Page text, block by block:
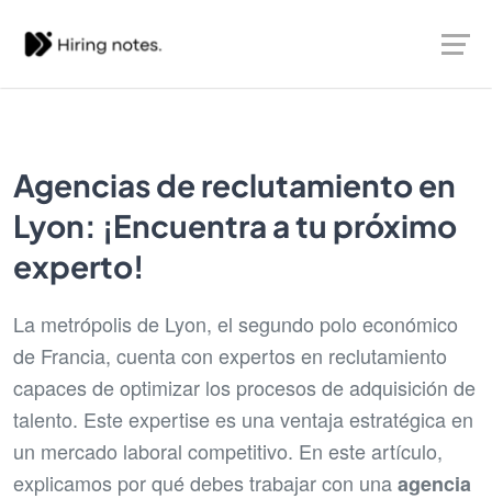
Agencias de reclutamiento en
Lyon: ¡Encuentra a tu próximo
experto!
La metrópolis de Lyon, el segundo polo económico
de Francia, cuenta con expertos en reclutamiento
capaces de optimizar los procesos de adquisición de
talento. Este expertise es una ventaja estratégica en
un mercado laboral competitivo. En este artículo,
explicamos por qué debes trabajar con unaagencia